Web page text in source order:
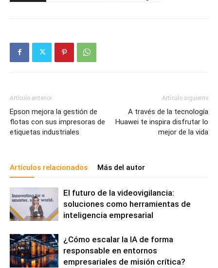
Artículo anterior
Epson mejora la gestión de
flotas con sus impresoras de
etiquetas industriales
Artículo siguiente
A través de la tecnología
Huawei te inspira disfrutar lo
mejor de la vida
Artículos relacionados Más del autor
El futuro de la videovigilancia:
soluciones como herramientas de
inteligencia empresarial
¿Cómo escalar la IA de forma
responsable en entornos
empresariales de misión crítica?